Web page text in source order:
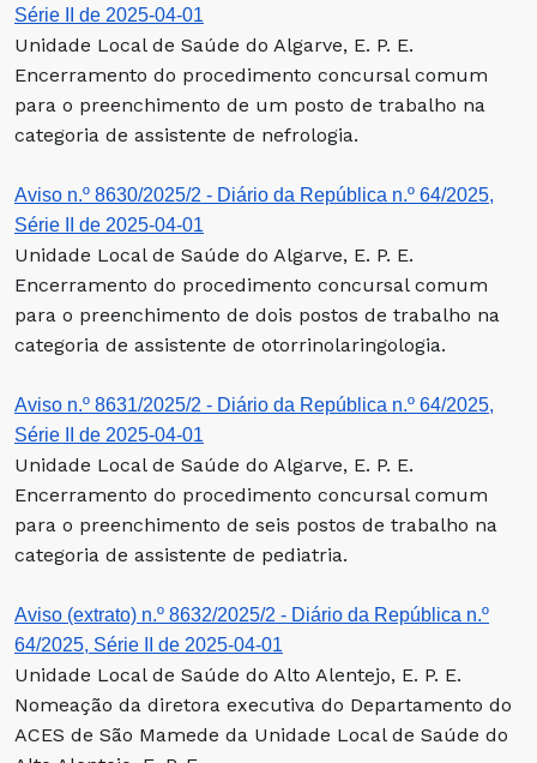
Série II de 2025-04-01
Unidade Local de Saúde do Algarve, E. P. E.
Encerramento do procedimento concursal comum
para o preenchimento de um posto de trabalho na
categoria de assistente de nefrologia.
Aviso n.º 8630/2025/2 - Diário da República n.º 64/2025,
Série II de 2025-04-01
Unidade Local de Saúde do Algarve, E. P. E.
Encerramento do procedimento concursal comum
para o preenchimento de dois postos de trabalho na
categoria de assistente de otorrinolaringologia.
Aviso n.º 8631/2025/2 - Diário da República n.º 64/2025,
Série II de 2025-04-01
Unidade Local de Saúde do Algarve, E. P. E.
Encerramento do procedimento concursal comum
para o preenchimento de seis postos de trabalho na
categoria de assistente de pediatria.
Aviso (extrato) n.º 8632/2025/2 - Diário da República n.º
64/2025, Série II de 2025-04-01
Unidade Local de Saúde do Alto Alentejo, E. P. E.
Nomeação da diretora executiva do Departamento do
ACES de São Mamede da Unidade Local de Saúde do